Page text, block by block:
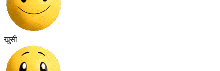
खुसी